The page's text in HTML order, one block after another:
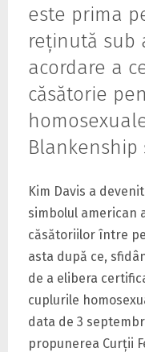
este prima
reţinută sub
acordare a
căsătorie
Blankenship
Kim Davis a
simbolul american
căsătoriilor între
asta după ce,
de a elibera
cuplurile
data de 3
propunerea Curţii